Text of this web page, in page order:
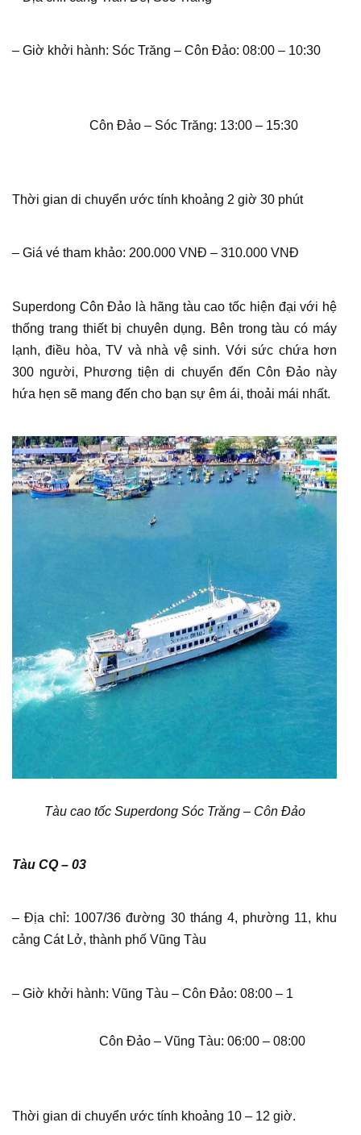
– Giờ khởi hành: Sóc Trăng – Côn Đảo: 08:00 – 10:30
Côn Đảo – Sóc Trăng: 13:00 – 15:30
Thời gian di chuyển ước tính khoảng 2 giờ 30 phút
– Giá vé tham khảo: 200.000 VNĐ – 310.000 VNĐ
Superdong Côn Đảo là hãng tàu cao tốc hiện đại với hệ
thống trang thiết bị chuyên dụng. Bên trong tàu có máy
lạnh, điều hòa, TV và nhà vệ sinh. Với sức chứa hơn
300 người, Phương tiện di chuyển đến Côn Đảo này
hứa hẹn sẽ mang đến cho bạn sự êm ái, thoải mái nhất.
Tàu cao tốc Superdong Sóc Trăng – Côn Đảo
Tàu CQ – 03
– Địa chỉ: 1007/36 đường 30 tháng 4, phường 11, khu
cảng Cát Lở, thành phố Vũng Tàu
– Giờ khởi hành: Vũng Tàu – Côn Đảo: 08:00 – 1
Côn Đảo – Vũng Tàu: 06:00 – 08:00
Thời gian di chuyển ước tính khoảng 10 – 12 giờ.